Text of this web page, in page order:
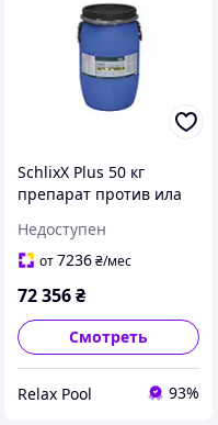
SchlixX Plus 50 кг
препарат против ила
76490
Недоступен
от7236₴/мес
72 356₴
Смотреть
Relax Pool 93%